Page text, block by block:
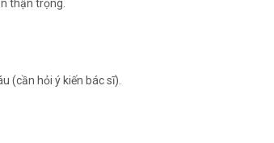
thận trọng.
(cần hỏi ý kiến bác sĩ).